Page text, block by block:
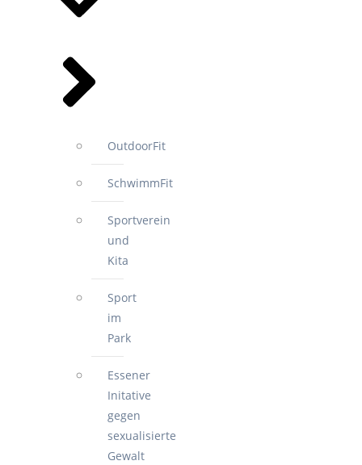
OutdoorFit
SchwimmFit
Sportverein
und
Kita
Sport
im
Park
Essener
Initative
gegen
sexualisierte
Gewalt